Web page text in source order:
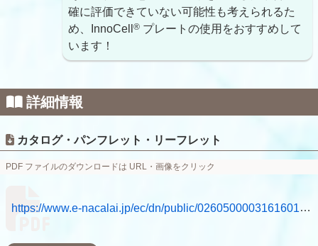
確に評価できていない可能性も考えられるた
め、InnoCell ® プレートの使用をおすすめして
います！
詳細情報
カタログ・パンフレット・リーフレット
PDF ファイルのダウンロードは URL・画像をクリック
https://www.e-nacalai.jp/ec/dn/public/0260500003161601.pdf